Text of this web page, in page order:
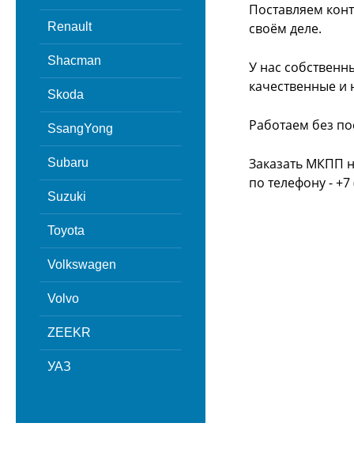
Renault
Shacman
Skoda
SsangYong
Subaru
Suzuki
Toyota
Volkswagen
Volvo
ZEEKR
УАЗ
Поставляем
своём деле.
У нас
качественные и
Работаем без
Заказать МКПП
по телефону -